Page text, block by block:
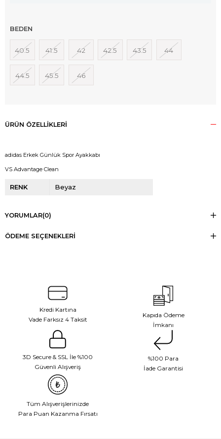
BEDEN
40.5 41.5 42 42.5 43.5 44
44.5 45.5 46
ÜRÜN ÖZELLIKLERI
adidas Erkek Günlük Spor Ayakkabı
VS Advantage Clean
RENK Beyaz
YORUMLAR(0)
ÖDEME SEÇENEKLERI
Kredi Kartına
Vade Farksız 4 Taksit
Kapıda Ödeme
İmkanı
3D Secure & SSL İle %100
Güvenli Alışveriş
%100 Para
İade Garantisi
Tüm Alışverişlerinizde
Para Puan Kazanma Fırsatı